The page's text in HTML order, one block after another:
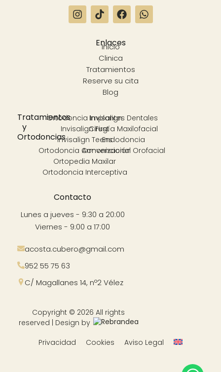
Enlaces
Inicio
Clinica
Tratamientos
Reserve su cita
Blog
Tratamientos
y
Ortodoncias
Ortodoncia Invisalign
Invisalign First
Invisalign Teens
Ortodoncia Convencional
Ortopedia Maxilar
Ortodoncia Interceptiva
Implantes Dentales
Cirugía Maxilofacial
Endodoncia
Armonización Orofacial
Contacto
Lunes a jueves - 9:30 a 20:00
Viernes - 9:00 a 17:00
acosta.cubero@gmail.com
952 55 75 63
C/ Magallanes 14, nº2 Vélez
Copyright © 2026 All rights
reserved | Design by
Privacidad
Cookies Aviso Legal